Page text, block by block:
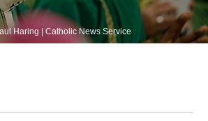
Haring | Catholic News Service